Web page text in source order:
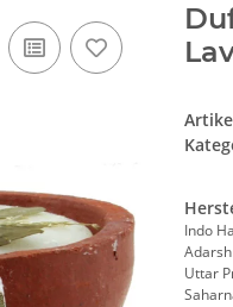
Indo
Uttar